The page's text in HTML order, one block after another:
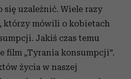
się uzależnić. Wiele razy
którzy mówili o kobietach
Jakiś czas temu
film „Tyrania konsumpcji”.
życia w naszej